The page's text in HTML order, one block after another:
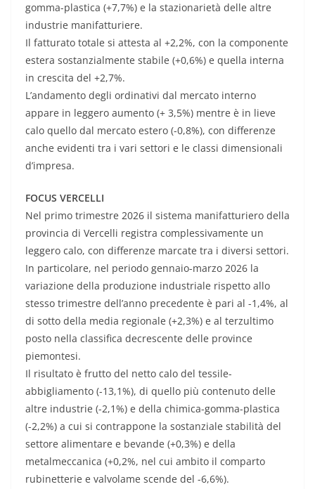
gomma-plastica (+7,7%) e la stazionarietà delle altre
industrie manifatturiere.
Il fatturato totale si attesta al +2,2%, con la componente
estera sostanzialmente stabile (+0,6%) e quella interna
in crescita del +2,7%.
L’andamento degli ordinativi dal mercato interno
appare in leggero aumento (+ 3,5%) mentre è in lieve
calo quello dal mercato estero (-0,8%), con differenze
anche evidenti tra i vari settori e le classi dimensionali
d’impresa.
FOCUS VERCELLI
Nel primo trimestre 2026 il sistema manifatturiero della
provincia di Vercelli registra complessivamente un
leggero calo, con differenze marcate tra i diversi settori.
In particolare, nel periodo gennaio-marzo 2026 la
variazione della produzione industriale rispetto allo
stesso trimestre dell’anno precedente è pari al -1,4%, al
di sotto della media regionale (+2,3%) e al terzultimo
posto nella classifica decrescente delle province
piemontesi.
Il risultato è frutto del netto calo del tessile-
abbigliamento (-13,1%), di quello più contenuto delle
altre industrie (-2,1%) e della chimica-gomma-plastica
(-2,2%) a cui si contrappone la sostanziale stabilità del
settore alimentare e bevande (+0,3%) e della
metalmeccanica (+0,2%, nel cui ambito il comparto
rubinetterie e valvolame scende del -6,6%).